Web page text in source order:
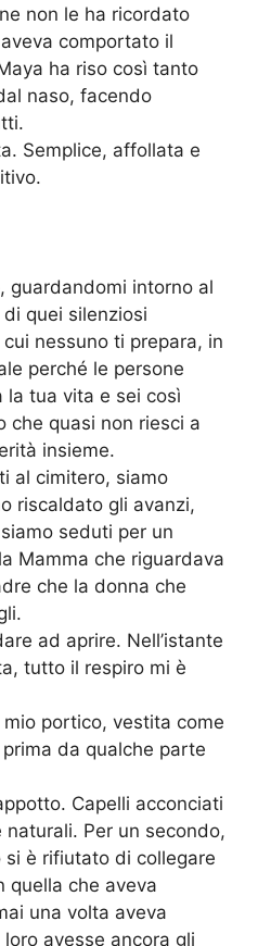
non le ha ricordato
comportato il
ha riso così tanto
naso, facendo
Semplice, affollata e
guardandomi intorno al
quei silenziosi
nessuno ti prepara, in
perché le persone
tua vita e sei così
che quasi non riesci a
insieme.
al cimitero, siamo
riscaldato gli avanzi,
seduti per un
Mamma che riguardava
che la donna che
ad aprire. Nell’istante
tutto il respiro mi è
portico, vestita come
da qualche parte
Capelli acconciati
Per un secondo,
è rifiutato di collegare
quella che aveva
una volta aveva
avesse ancora gli